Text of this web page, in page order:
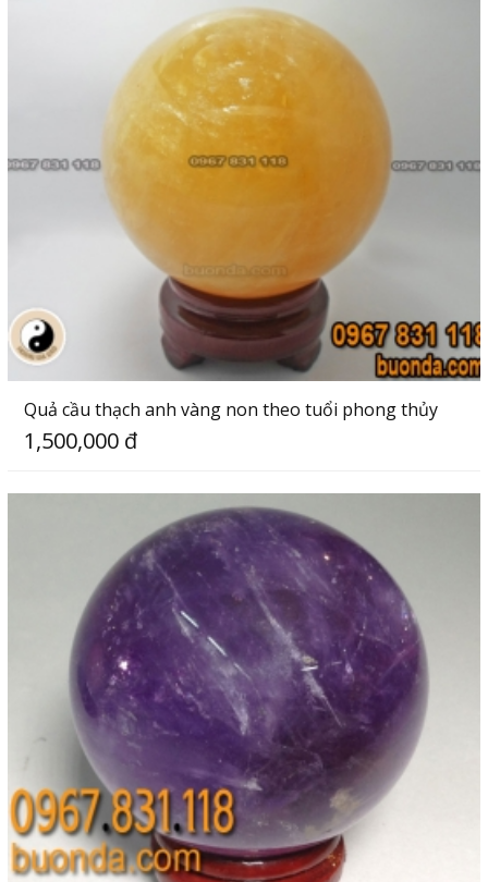
Quả cầu thạch anh vàng non theo tuổi phong thủy
1,500,000 đ